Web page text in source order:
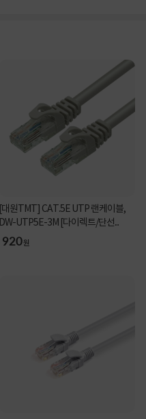
[대원TMT] CAT.5E UTP 랜케이블,
DW-UTP5E-3M [다이렉트/단선...
920원